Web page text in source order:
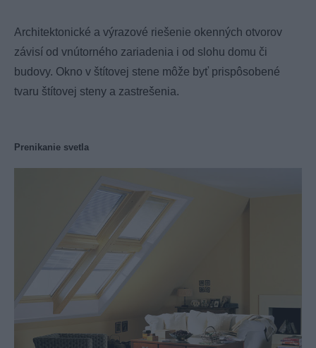
Architektonické a výrazové riešenie okenných otvorov
závisí od vnútorného zariadenia i od slohu domu či
budovy. Okno v štítovej stene môže byť prispôsobené
tvaru štítovej steny a zastrešenia.
Prenikanie svetla